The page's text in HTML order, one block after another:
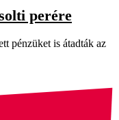
perére
pénzüket is átadták az